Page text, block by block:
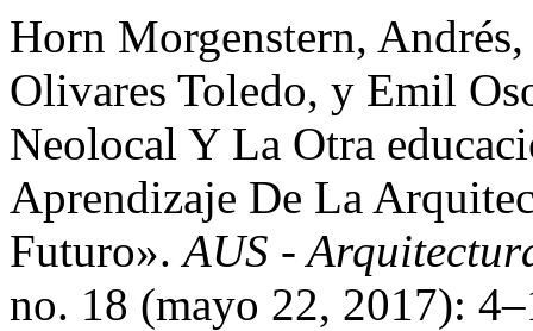
Horn Morgenstern,
Olivares Toledo, y Emil
Neolocal Y La Otra
Aprendizaje De La
Futuro».AUS -
no. 18 (mayo 22, 2017):